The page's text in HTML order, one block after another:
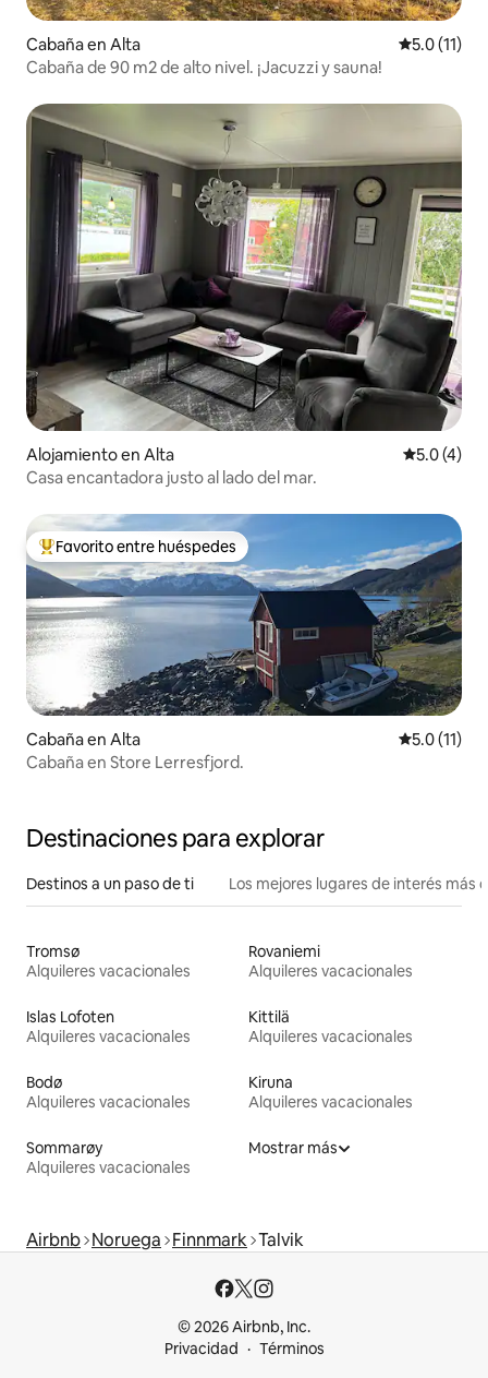
Cabaña en Alta Calificación
5.0 (11)
Cabaña de 90 m2 de alto nivel. ¡Jacuzzi y sauna!
Alojamiento en Alta
5.0 (4)
Casa encantadora justo al lado del mar.
Favorito entre huéspedes preferido
Favorito entre huéspedes
Cabaña en Alta Calificación
5.0 (11)
Cabaña en Store Lerresfjord.
Destinaciones para explorar
Destinos a un paso de ti Los mejores lugares de interés más
Tromsø
Alquileres vacacionales
Rovaniemi
Alquileres vacacionales
Islas Lofoten
Alquileres vacacionales
Kittilä
Alquileres vacacionales
Bodø
Alquileres vacacionales
Kiruna
Alquileres vacacionales
Sommarøy
Alquileres vacacionales
Mostrar más
Airbnb Noruega Finnmark Talvik
© 2026 Airbnb, Inc.
Privacidad
Términos